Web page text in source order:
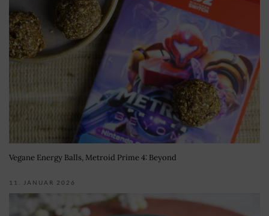
Vegane Energy Balls, Metroid Prime 4: Beyond
11. JANUAR 2026